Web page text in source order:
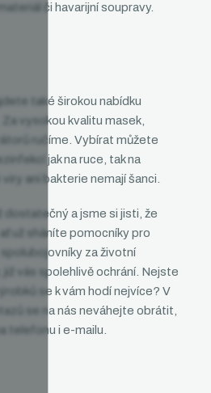
či havarijní soupravy.
také širokou nabídku
Za vysokou kvalitu masek,
ručíme. Vybírat můžete
jak na ruce, tak na
viry ani bakterie nemají šanci.
dostatečný a jsme si jisti, že
už sháníte pomocníky pro
spolubojovníky za životní
již vás spolehlivě ochrání. Nejste
se k vám hodí nejvíce? V
se na nás neváhejte obrátit,
telefonu i e-mailu.